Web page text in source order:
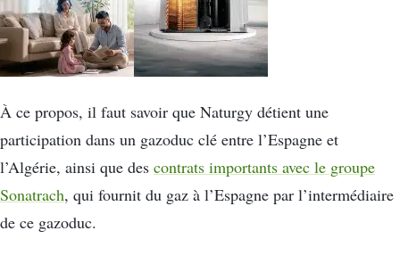
À ce propos, il faut savoir que Naturgy détient une
participation dans un gazoduc clé entre l’Espagne et
l’Algérie, ainsi que des contrats importants avec le groupe
Sonatrach, qui fournit du gaz à l’Espagne par l’intermédiaire
de ce gazoduc.